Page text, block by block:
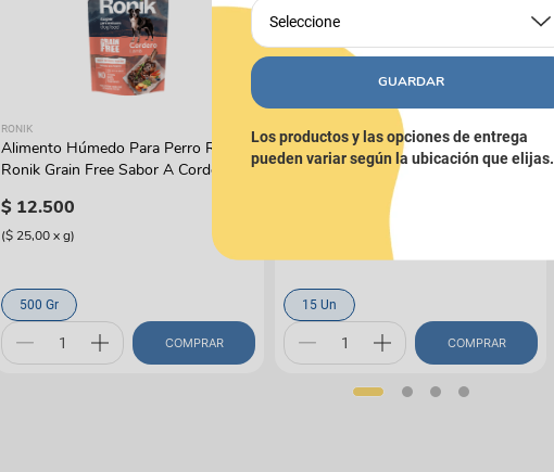
RONIK
Alimento Húmedo Para Perro Reelds
Ronik Grain Free Sabor A Cordero
$ 12.500
($ 25,00xg)
500 Gr
COMPRAR
PIXIE
Combo Alimento Húmedo PIXIE
Carne de Res al Horno x15
193
15 Un
COMPRAR
Seleccione
GUARDAR
Los productos y las opciones de entrega
pueden variar según la ubicación que elijas.